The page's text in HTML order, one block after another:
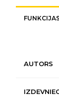
AUTORS